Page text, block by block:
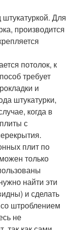
Для
производится
потолок, к
требует
и
штукатурки,
когда в
с
плит по
только
найти эти
и сделать
штроблением
не